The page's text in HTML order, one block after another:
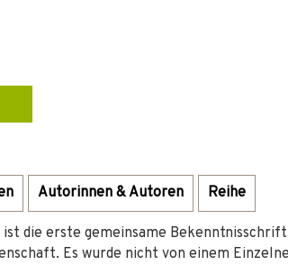
Autorinnen & Autoren Reihe
die erste gemeinsame
Es wurde nicht von einem